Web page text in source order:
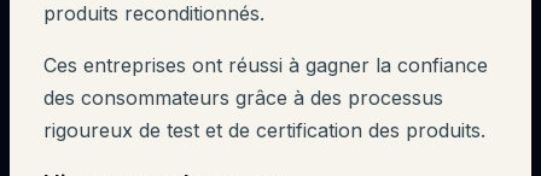
produits reconditionnés.
Ces entreprises ont réussi à gagner la confiance
des consommateurs grâce à des processus
rigoureux de test et de certification des produits.